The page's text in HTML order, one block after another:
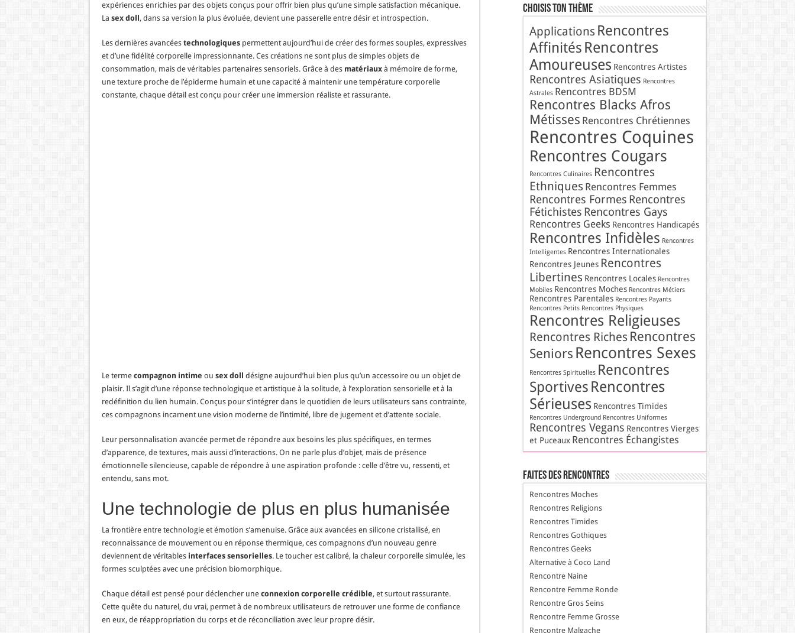
expériences enrichies par des objets conçus pour offrir bien plus qu’une simple satisfaction mécanique.
La sex doll, dans sa version la plus évoluée, devient une passerelle entre désir et introspection.
Les dernières avancées technologiquespermettent aujourd’hui de créer des formes souples, expressives
et d’une fidélité corporelle impressionnante. Ces créations ne sont plus de simples objets de
consommation, mais de véritables partenaires sensoriels. Grâce à des matériauxà mémoire de forme,
une texture proche de l’épiderme humain et une capacité à maintenir une température corporelle
constante, chaque détail est conçu pour créer une immersion réaliste et rassurante.
Le terme compagnon intime ou sex doll désigne aujourd’hui bien plus qu’un accessoire ou un objet de
plaisir. Il s’agit d’une réponse technologique et artistique à la solitude, à l’exploration sensorielle et à la
redéfinition du lien humain. Conçus pour s’intégrer dans le quotidien de leurs utilisateurs sans contrainte,
ces compagnons incarnent une vision moderne de l’intimité, libre de jugement et d’attente sociale.
Leur personnalisation avancée permet de répondre aux besoins les plus spécifiques, en termes
d’apparence, de textures, mais aussi d’interactions. On ne parle plus d’objet, mais de présence
émotionnelle silencieuse, capable de répondre à une aspiration profonde : celle d’être vu, ressenti, et
entendu, sans mot.
Une technologie de plus en plus humanisée
La frontière entre technologie et émotion s’amenuise. Grâce aux avancées en silicone cristallisé, en
reconnaissance de mouvement ou en réponse thermique, ces compagnons d’un nouveau genre
deviennent de véritables interfaces sensorielles. Le toucher est calibré, la chaleur corporelle simulée, les
formes sculptées avec une précision biomorphique.
Chaque détail est pensé pour déclencher une connexion corporelle crédible, et surtout rassurante.
Cette quête du naturel, du vrai, permet à de nombreux utilisateurs de retrouver une forme de confiance
en eux, de réappropriation du corps et de réconciliation avec leur propre désir.
Choisis Ton Thème
Applications Rencontres
Affinités Rencontres
Amoureuses Rencontres Artistes
Rencontres Asiatiques Rencontres
Astrales Rencontres BDSM
Rencontres Blacks Afros
Métisses Rencontres Chrétiennes
Rencontres Coquines
Rencontres Cougars
Rencontres Culinaires Rencontres
Ethniques Rencontres Femmes
Rencontres Formes Rencontres
Fétichistes Rencontres Gays
Rencontres Geeks Rencontres Handicapés
Rencontres Infidèles Rencontres
Intelligentes Rencontres Internationales
Rencontres Jeunes Rencontres
Libertines Rencontres Locales Rencontres
Mobiles Rencontres Moches Rencontres Métiers
Rencontres Parentales Rencontres Payants
Rencontres Petits Rencontres Physiques
Rencontres Religieuses
Rencontres Riches Rencontres
Seniors Rencontres Sexes
Rencontres Spirituelles Rencontres
Sportives Rencontres
Sérieuses Rencontres Timides
Rencontres Underground Rencontres Uniformes
Rencontres Vegans Rencontres Vierges
et Puceaux Rencontres Échangistes
Faites des Rencontres
Rencontres Moches
Rencontres Religions
Rencontres Timides
Rencontres Gothiques
Rencontres Geeks
Alternative à Coco Land
Rencontre Naine
Rencontre Femme Ronde
Rencontre Gros Seins
Rencontre Femme Grosse
Rencontre Malgache